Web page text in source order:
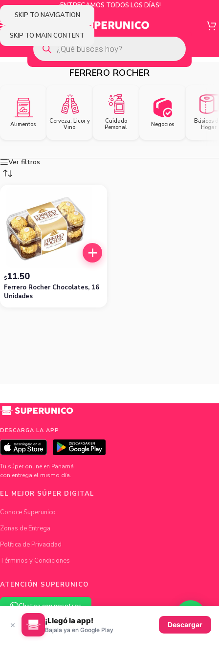
SKIP TO NAVIGATION
SKIP TO MAIN CONTENT
¡ENTREGAMOS TODOS LOS DÍAS!
FERRERO ROCHER
Alimentos
Cerveza, Licor y
Vino
Cuidado
Personal
Negocios
Básicos
Hogar
Ver filtros
Ferrero Rocher Chocolates, 16
Unidades
$11.50
DESCARGA LA APP
Tu súper online en Panamá
con entrega el mismo día.
EL MEJOR SÚPER DIGITAL
Conoce Superunico
Zonas de Entrega
Política de Privacidad
Términos y Condiciones
ATENCIÓN SUPERUNICO
Chatea con nosotros
hola@superunico.com
× ¡Llegó la app!
Bajala ya en Google Play
Descargar